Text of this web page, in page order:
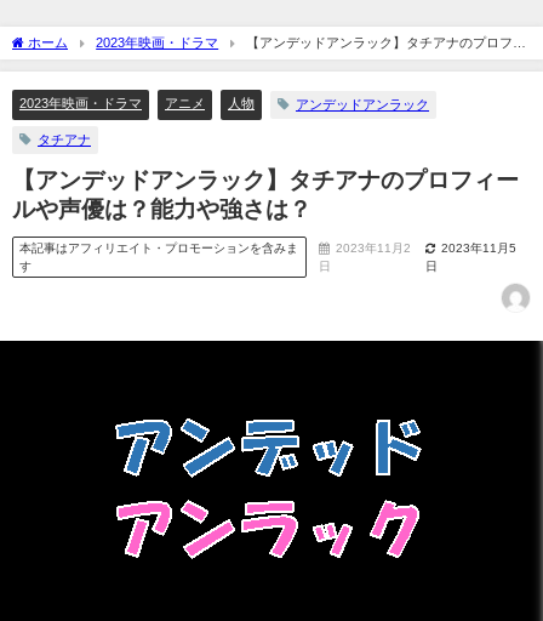
ホーム 2023年映画・ドラマ
【アンデッドアンラック】タチアナのプロフィ
ールや声優は？能力や強さは？
2023年映画・ドラマ アニメ 人物 アンデッドアンラック
タチアナ
【アンデッドアンラック】タチアナのプロフィー
ルや声優は？能力や強さは？
本記事はアフィリエイト・プロモーションを含みま
す
2023年11月2
日
2023年11月5
日